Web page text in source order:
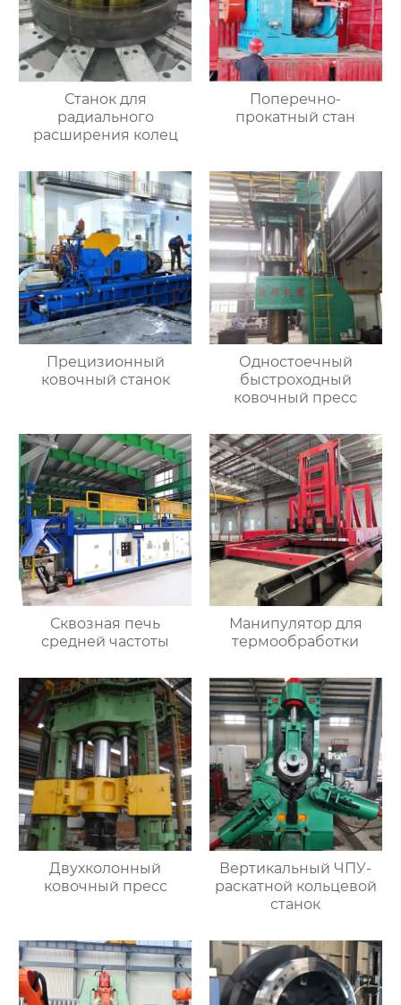
Станок для
радиального
расширения колец
Поперечно-
прокатный стан
Прецизионный
ковочный станок
Одностоечный
быстроходный
ковочный пресс
Сквозная печь
средней частоты
Манипулятор для
термообработки
Двухколонный
ковочный пресс
Вертикальный ЧПУ-
раскатной кольцевой
станок